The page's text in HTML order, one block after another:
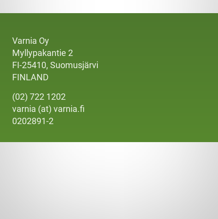
Varnia Oy
Myllypakantie 2
FI-25410, Suomusjärvi
FINLAND
(02) 722 1202
varnia (at) varnia.fi
0202891-2